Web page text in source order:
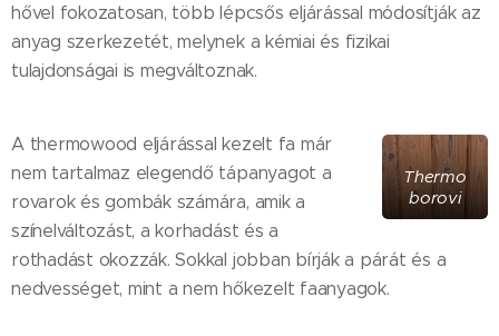
hővel fokozatosan, több lépcsős eljárással módosítják az
anyag szerkezetét, melynek a kémiai és fizikai
tulajdonságai is megváltoznak.
Thermo
borovi
A thermowood eljárással kezelt fa már
nem tartalmaz elegendő tápanyagot a
rovarok és gombák számára, amik a
színelváltozást, a korhadást és a
rothadást okozzák. Sokkal jobban bírják a párát és a
nedvességet, mint a nem hőkezelt faanyagok.